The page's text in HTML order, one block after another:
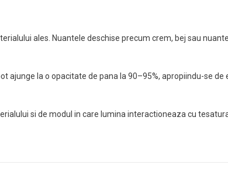
ales. Nuantele deschise precum crem, bej sau
ajunge la o opacitate de pana la 90–95%, apropiindu-se
si de modul in care lumina interactioneaza cu